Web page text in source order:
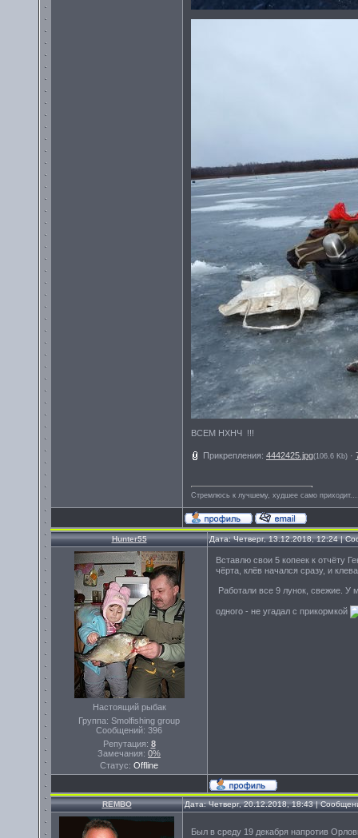
ВСЕМ НХНЧ !!!
Прикрепления: 4442425.jpg(106.6 Kb) ·
Стремлюсь к лучшему, худшее само
Hunter55 Дата: Четверг, 13.12.2018, 12:24 |
Настоящий рыбак
Группа: Smolfishing group
Сообщений: 396
Репутация: 8
Замечания: 0%
Статус: Offline
Вставлю свои 5 копеек к
чёрта, клёв начался сразу, и
Работали все 9 лунок, свежие. У
одного - не угадал с прикормкой
REMBO Дата: Четверг, 20.12.2018, 18:43 |
Был в среду 19 декабря напротив